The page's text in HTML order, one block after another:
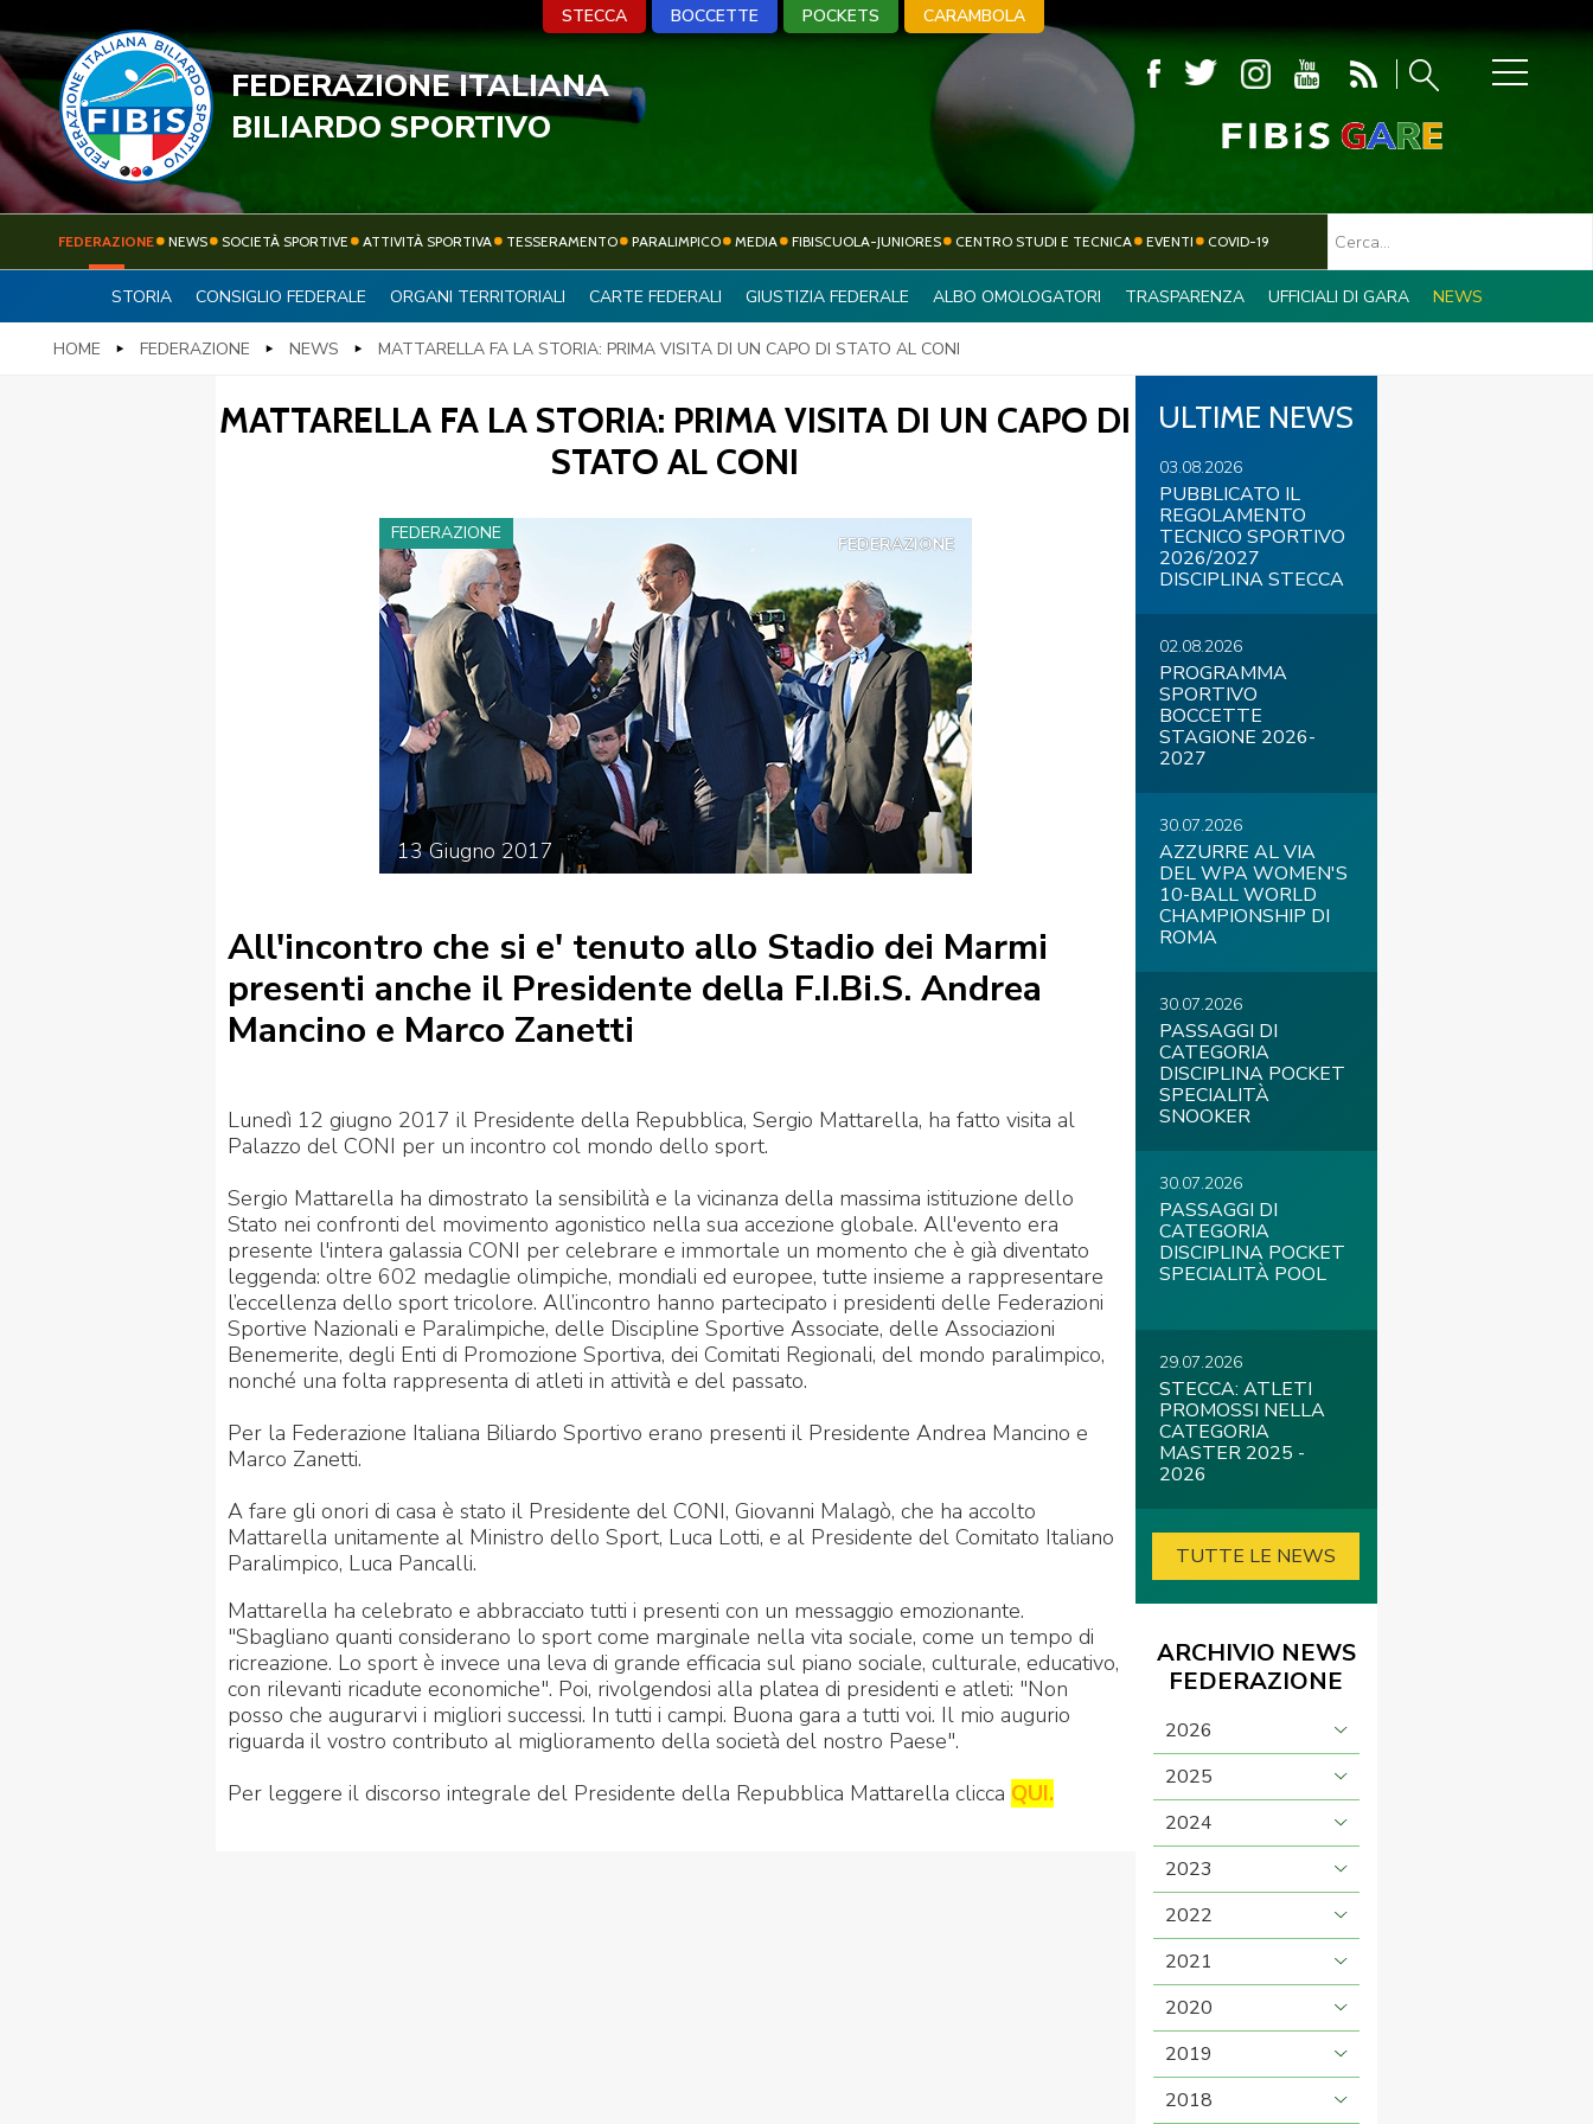
FEDERAZIONE NEWS SOCIETÀ SPORTIVE
ATTIVITÀ
SPORTIVA
TESSERAMENTO PARALIMPICO
FIBISCUOLA-
JUNIORES
CENTRO STUDI E
TECNICA
EVENTI COVID-19
STECCA BOCCETTE CARAMBOLA
Link Federazione Trasparente
STECCA BOCCETTE POCKETS CARAMBOLA
FEDERAZIONE ITALIANA
BILIARDO SPORTIVO
FEDERAZIONE NEWS SOCIETÀ SPORTIVE ATTIVITÀ SPORTIVA TESSERAMENTO PARALIMPICO MEDIA FIBISCUOLA-JUNIORES CENTRO STUDI E TECNICA EVENTI COVID-19
STORIA CONSIGLIO FEDERALE ORGANI TERRITORIALI CARTE FEDERALI GIUSTIZIA FEDERALE ALBO OMOLOGATORI TRASPARENZA UFFICIALI DI GARA NEWS
HOME FEDERAZIONE NEWS MATTARELLA FA LA STORIA: PRIMA VISITA DI UN CAPO DI STATO AL CONI
MATTARELLA FA LA STORIA: PRIMA VISITA DI UN CAPO DI
STATO AL CONI
FEDERAZIONE
13Giugno 2017
FEDERAZIONE
All'incontro che si e' tenuto allo Stadio dei Marmi
presenti anche il Presidente della F.I.Bi.S. Andrea
Mancino e Marco Zanetti
Lunedì 12 giugno 2017 il Presidente della Repubblica, Sergio Mattarella, ha fatto visita al
Palazzo del CONI per un incontro col mondo dello sport.
Sergio Mattarella ha dimostrato la sensibilità e la vicinanza della massima istituzione dello
Stato nei confronti del movimento agonistico nella sua accezione globale. All'evento era
presente l'intera galassia CONI per celebrare e immortale un momento che è già diventato
leggenda: oltre 602 medaglie olimpiche, mondiali ed europee, tutte insieme a rappresentare
l’eccellenza dello sport tricolore. All’incontro hanno partecipato i presidenti delle Federazioni
Sportive Nazionali e Paralimpiche, delle Discipline Sportive Associate, delle Associazioni
Benemerite, degli Enti di Promozione Sportiva, dei Comitati Regionali, del mondo paralimpico,
nonché una folta rappresenta di atleti in attività e del passato.
Per la Federazione Italiana Biliardo Sportivo erano presenti il Presidente Andrea Mancino e
Marco Zanetti.
A fare gli onori di casa è stato il Presidente del CONI, Giovanni Malagò, che ha accolto
Mattarella unitamente al Ministro dello Sport, Luca Lotti, e al Presidente del Comitato Italiano
Paralimpico, Luca Pancalli.
Mattarella ha celebrato e abbracciato tutti i presenti con un messaggio emozionante.
"Sbagliano quanti considerano lo sport come marginale nella vita sociale, come un tempo di
ricreazione. Lo sport è invece una leva di grande efficacia sul piano sociale, culturale, educativo,
con rilevanti ricadute economiche". Poi, rivolgendosi alla platea di presidenti e atleti: "Non
posso che augurarvi i migliori successi. In tutti i campi. Buona gara a tutti voi. Il mio augurio
riguarda il vostro contributo al miglioramento della società del nostro Paese".
Per leggere il discorso integrale del Presidente della Repubblica Mattarella clicca QUI.
ULTIME NEWS
03.08.2026
PUBBLICATO IL
REGOLAMENTO
TECNICO SPORTIVO
2026/2027
DISCIPLINA STECCA
02.08.2026
PROGRAMMA
SPORTIVO
BOCCETTE
STAGIONE 2026-
2027
30.07.2026
AZZURRE AL VIA
DEL WPA WOMEN'S
10-BALL WORLD
CHAMPIONSHIP DI
ROMA
30.07.2026
PASSAGGI DI
CATEGORIA
DISCIPLINA POCKET
SPECIALITÀ
SNOOKER
30.07.2026
PASSAGGI DI
CATEGORIA
DISCIPLINA POCKET
SPECIALITÀ POOL
29.07.2026
STECCA: ATLETI
PROMOSSI NELLA
CATEGORIA
MASTER 2025 -
2026
TUTTE LE NEWS
ARCHIVIO NEWS
FEDERAZIONE
2026
2025
2024
2023
2022
2021
2020
2019
2018